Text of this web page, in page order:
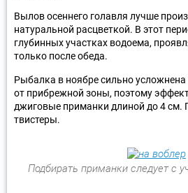
Вылов осеннего голавля лучше
натуральной расцветкой. В этот
глубинных участках водоема,
только после обеда.
Рыбалка в ноябре сильно
от прибрежной зоны, поэтому
джиговые приманки длиной до 4 см.
твистеры.
Подбирать приманки следует с